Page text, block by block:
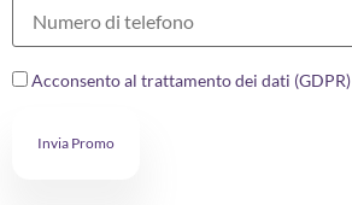
Acconsento al trattamento dei dati (GDPR)
Invia Promo